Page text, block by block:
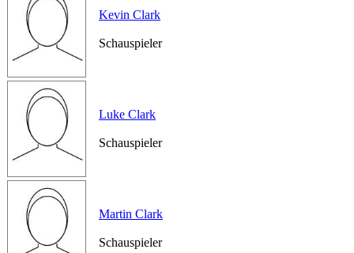
Kevin Clark
Schauspieler
Luke Clark
Schauspieler
Martin Clark
Schauspieler